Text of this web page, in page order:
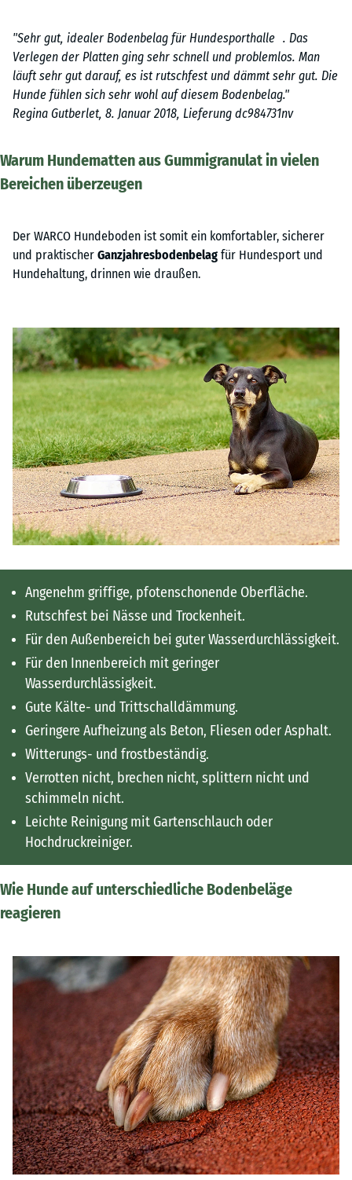
"Sehr gut, idealer Bodenbelag für Hundesporthalle . Das
Verlegen der Platten ging sehr schnell und problemlos. Man
läuft sehr gut darauf, es ist rutschfest und dämmt sehr gut. Die
Hunde fühlen sich sehr wohl auf diesem Bodenbelag."
Regina Gutberlet, 8. Januar 2018, Lieferung dc984731nv
Warum Hundematten aus Gummigranulat in vielen
Bereichen überzeugen
Der WARCO Hundeboden ist somit ein komfortabler, sicherer
und praktischer Ganzjahresbodenbelag für Hundesport und
Hundehaltung, drinnen wie draußen.
Angenehm griffige, pfotenschonende Oberfläche.
Rutschfest bei Nässe und Trockenheit.
Für den Außenbereich bei guter Wasserdurchlässigkeit.
Für den Innenbereich mit geringer
Wasserdurchlässigkeit.
Gute Kälte- und Trittschalldämmung.
Geringere Aufheizung als Beton, Fliesen oder Asphalt.
Witterungs- und frostbeständig.
Verrotten nicht, brechen nicht, splittern nicht und
schimmeln nicht.
Leichte Reinigung mit Gartenschlauch oder
Hochdruckreiniger.
Wie Hunde auf unterschiedliche Bodenbeläge
reagieren